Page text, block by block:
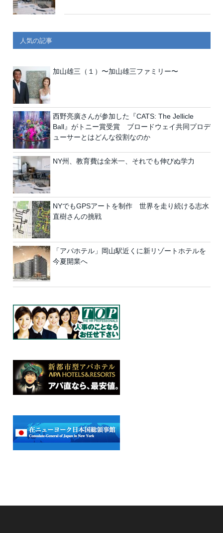
人気の記事
加山雄三（１）〜加山雄三ファミリー〜
西野亮廣さんが参加した『CATS: The Jellicle
Ball』がトニー賞受賞 ブロードウェイ共同プロデ
ューサーとはどんな役割なのか
NY州、教育費は全米一、それでも伸びぬ学力
NYでもGPSアートを制作 世界を走り続ける志水
直樹さんの挑戦
「アパホテル」岡山駅近くに新リゾートホテルを
今夏開業へ